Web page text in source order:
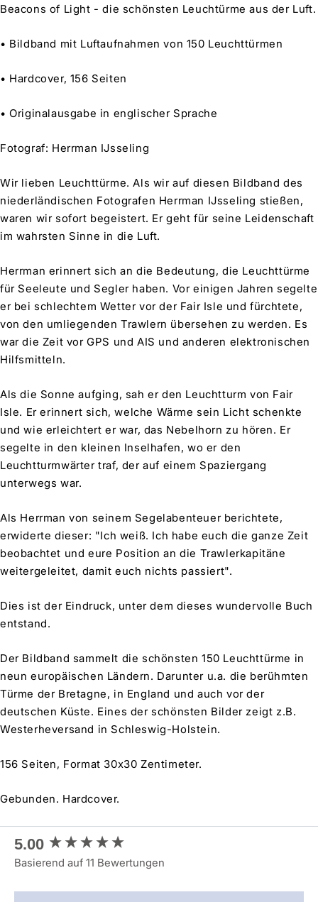
Beacons of Light - die schönsten Leuchtürme aus der Luft.
• Bildband mit Luftaufnahmen von 150 Leuchttürmen
• Hardcover, 156 Seiten
• Originalausgabe in englischer Sprache
Fotograf: Herrman IJsseling
Wir lieben Leuchttürme. Als wir auf diesen Bildband des
niederländischen Fotografen Herrman IJsseling stießen,
waren wir sofort begeistert. Er geht für seine Leidenschaft
im wahrsten Sinne in die Luft.
Herrman erinnert sich an die Bedeutung, die Leuchttürme
für Seeleute und Segler haben. Vor einigen Jahren segelte
er bei schlechtem Wetter vor der Fair Isle und fürchtete,
von den umliegenden Trawlern übersehen zu werden. Es
war die Zeit vor GPS und AIS und anderen elektronischen
Hilfsmitteln.
Als die Sonne aufging, sah er den Leuchtturm von Fair
Isle. Er erinnert sich, welche Wärme sein Licht schenkte
und wie erleichtert er war, das Nebelhorn zu hören. Er
segelte in den kleinen Inselhafen, wo er den
Leuchtturmwärter traf, der auf einem Spaziergang
unterwegs war.
Als Herrman von seinem Segelabenteuer berichtete,
erwiderte dieser: "Ich weiß. Ich habe euch die ganze Zeit
beobachtet und eure Position an die Trawlerkapitäne
weitergeleitet, damit euch nichts passiert".
Dies ist der Eindruck, unter dem dieses wundervolle Buch
entstand.
Der Bildband sammelt die schönsten 150 Leuchttürme in
neun europäischen Ländern. Darunter u.a. die berühmten
Türme der Bretagne, in England und auch vor der
deutschen Küste. Eines der schönsten Bilder zeigt z.B.
Westerheversand in Schleswig-Holstein.
156 Seiten, Format 30x30 Zentimeter.
Gebunden. Hardcover.
5.00
Basierend auf 11 Bewertungen
New content loaded